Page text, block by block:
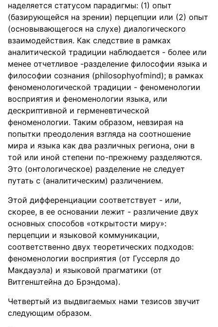
наделяется статусом парадигмы: (1) опыт
(базирующейся на зрении) перцепции или (2) опыт
(основывающегося на слухе) диалогического
взаимодействия. Как следствие в рамках
аналитической традиции наблюдается - более или
менее отчетливое -разделение философии языка и
философии сознания (philosophyofmind); в рамках
феноменологической традиции - феноменологии
восприятия и феноменологии языка, или
дескриптивной и герменевтической
феноменологии. Таким образом, невзирая на
попытки преодоления взгляда на соотношение
мира и языка как два различных региона, они в
той или иной степени по-прежнему разделяются.
Это (онтологическое) разделение не следует
путать с (аналитическим) различением.
Этой дифференциации соответствует - или,
скорее, в ее основании лежит - различение двух
основных способов «открытости миру»:
перцепции и языковой коммуникации,
соответственно двух теоретических подходов:
феноменологии восприятия (от Гуссерля до
Макдауэла) и языковой прагматики (от
Витгенштейна до Брэндома).
Четвертый из выдвигаемых нами тезисов звучит
следующим образом.